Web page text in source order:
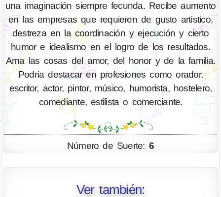
una imaginación siempre fecunda. Recibe aumento
en las empresas que requieren de gusto artístico,
destreza en la coordinación y ejecución y cierto
humor e idealismo en el logro de los resultados.
Ama las cosas del amor, del honor y de la familia.
Podría destacar en profesiones como orador,
escritor, actor, pintor, músico, humorista, hostelero,
comediante, estilista o comerciante.
Número de Suerte: 6
Ver también: